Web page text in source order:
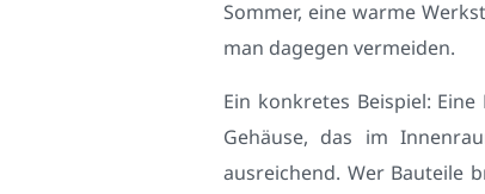
Sommer, eine warme
man dagegen vermeiden.
Ein konkretes Beispiel:
Gehäuse, das im
ausreichend. Wer Bauteile